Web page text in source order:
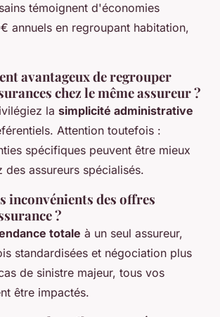
témoignent d'économies
annuels en regroupant habitation,
avantageux de regrouper
chez le même assureur ?
la simplicité administrative
Attention toutefois :
spécifiques peuvent être mieux
des assureurs spécialisés.
inconvénients des offres
?
totale à un seul assureur,
standardisées et négociation plus
de sinistre majeur, tous vos
être impactés.